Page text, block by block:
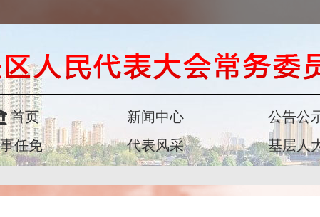
首页 新闻中心 公告公
任免
代表风采 基层人